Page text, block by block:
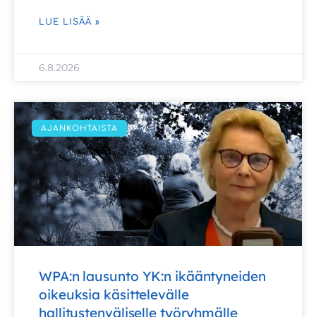
LUE LISÄÄ »
6.8.2026
AJANKOHTAISTA
WPA:n lausunto YK:n ikääntyneiden
oikeuksia käsittelevälle
hallitustenväliselle työryhmälle